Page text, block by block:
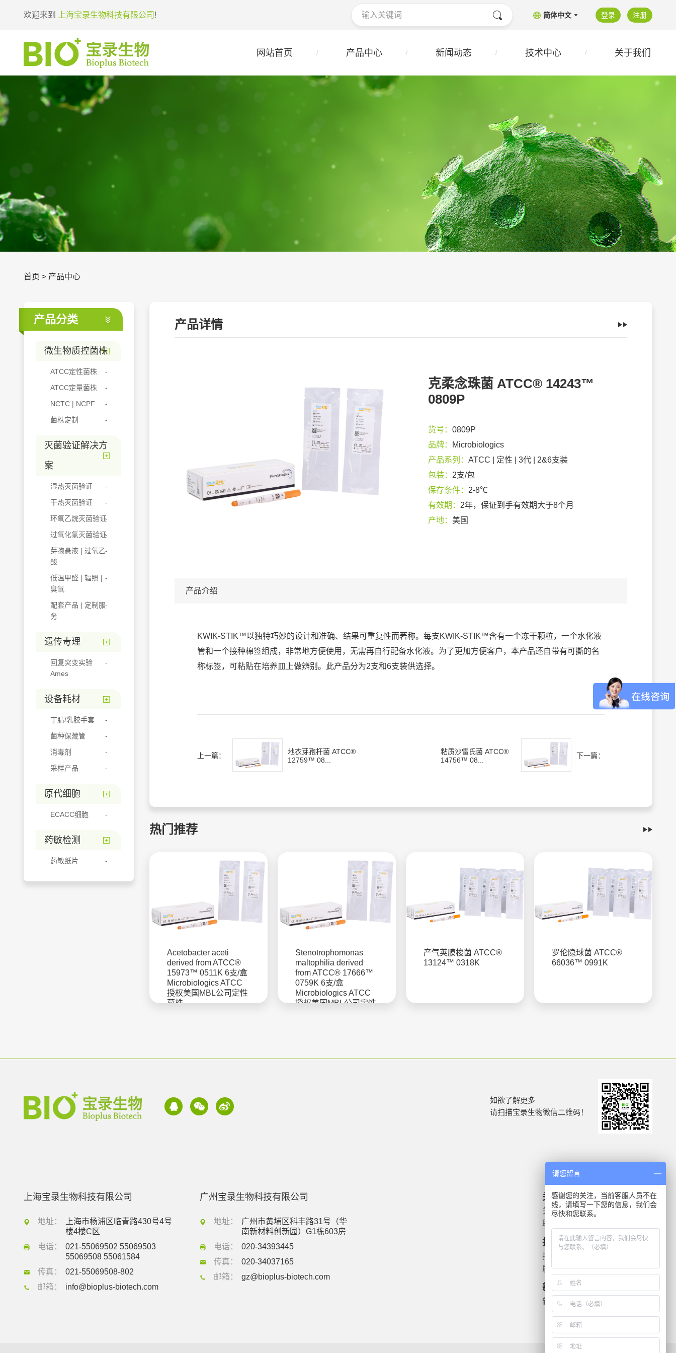
欢迎来到 上海宝录生物科技有限公司 ! 简体中文 登录 注册
网站首页 产品中心 新闻动态 技术中心 关于我们
首页 > 产品中心
产品分类
微生物质控菌株
ATCC定性菌株
ATCC定量菌株
NCTC | NCPF
菌株定制
灭菌验证解决方
案
湿热灭菌验证
干热灭菌验证
环氧乙烷灭菌验证
过氧化氢灭菌验证
芽孢悬液 | 过氧乙
酸
低温甲醛 | 辐照 |
臭氧
配套产品 | 定制服
务
遗传毒理
回复突变实验
Ames
设备耗材
丁腈/乳胶手套
菌种保藏管
消毒剂
采样产品
原代细胞
ECACC细胞
药敏检测
药敏纸片
产品详情
克柔念珠菌 ATCC® 14243™
0809P
货号： 0809P
品牌：
Microbiologics
产品系列： ATCC | 定性 | 3代 | 2&6支装
包装： 2支/包
保存条件： 2-8℃
有效期： 2年，保证到手有效期大于8个月
产地： 美国
产品介绍
KWIK-STIK™以独特巧妙的设计和准确、结果可重复性而著称。每支KWIK-STIK™含有一个冻干颗粒，一个水化液
管和一个接种棉签组成，非常地方便使用，无需再自行配备水化液。为了更加方便客户，本产品还自带有可撕的名
称标签，可粘贴在培养皿上做辨别。此产品分为2支和6支装供选择。
上一篇：
地衣芽孢杆菌 ATCC®
12759™ 08...
粘质沙雷氏菌 ATCC®
14756™ 08...
下一篇：
热门推荐
Acetobacter aceti
derived from ATCC®
15973™ 0511K 6支/盒
Microbiologics ATCC
授权美国MBL公司定性
菌株
Stenotrophomonas
maltophilia derived
from ATCC® 17666™
0759K 6支/盒
Microbiologics ATCC
授权美国MBL公司定性
产气荚膜梭菌 ATCC®
13124™ 0318K
罗伦隐球菌 ATCC®
66036™ 0991K
如欲了解更多
请扫描宝录生物微信二维码！
上海宝录生物科技有限公司
地址：
上海市杨浦区临青路430号4号
楼4楼C区
电话：
021-55069502 55069503
55069508 55061584
传真：
021-55069508-802
邮箱：
info@bioplus-biotech.com
广州宝录生物科技有限公司
地址：
广州市黄埔区科丰路31号（华
南新材料创新园）G1栋603房
电话：
020-34393445
传真：
020-34037165
邮箱：
gz@bioplus-biotech.com
关于我们
关于我们
联系我们
技术支持
技术文档
质检报告
新闻资讯
新闻动态
产品信息
微生物质控菌株
遗传毒理
药敏检测
请您留言
感谢您的关注，当前客服人员不在
线，请填写一下您的信息，我们会
尽快和您联系。